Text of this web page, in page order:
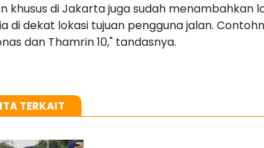
khusus di Jakarta juga sudah menambahkan
di dekat lokasi tujuan pengguna jalan.
dan Thamrin 10," tandasnya.
TERKAIT